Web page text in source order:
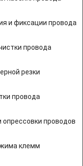
и фиксации провода
провода
резки
провода
опрессовки проводов
клемм